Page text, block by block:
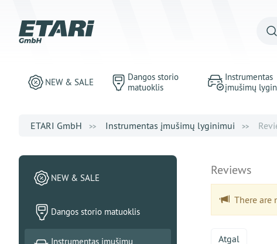
NEW & SALE
Dangos storio
matuoklis
Instrumentas
įmušimų
ETARI GmbH Instrumentas įmušimų lyginimui
Reviews
There are
Atgal
NEW & SALE
Dangos storio matuoklis
Instrumentas įmušimų